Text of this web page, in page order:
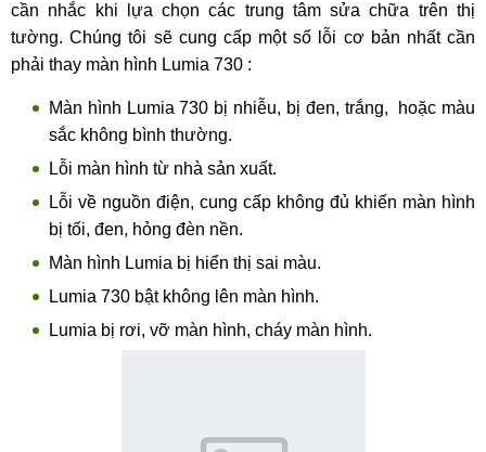
cần nhắc khi lựa chọn các trung tâm sửa chữa trên thị
tường. Chúng tôi sẽ cung cấp một số lỗi cơ bản nhất cần
phải thay màn hình Lumia 730 :
Màn hình Lumia 730 bị nhiễu, bị đen, trắng, hoặc màu
sắc không bình thường.
Lỗi màn hình từ nhà sản xuất.
Lỗi về nguồn điện, cung cấp không đủ khiến màn hình
bị tối, đen, hỏng đèn nền.
Màn hình Lumia bị hiển thị sai màu.
Lumia 730 bật không lên màn hình.
Lumia bị rơi, vỡ màn hình, cháy màn hình.